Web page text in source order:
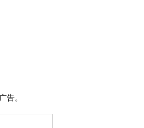
告。